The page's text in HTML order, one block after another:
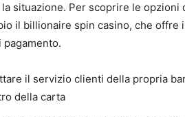
situazione. Per scoprire le
il billionaire spin casino, che
pagamento.
il servizio clienti della propria
della carta